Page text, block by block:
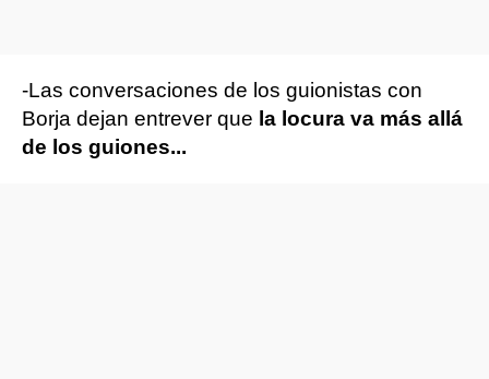
-Las conversaciones de los guionistas con
Borja dejan entrever que la locura va más allá
de los guiones...